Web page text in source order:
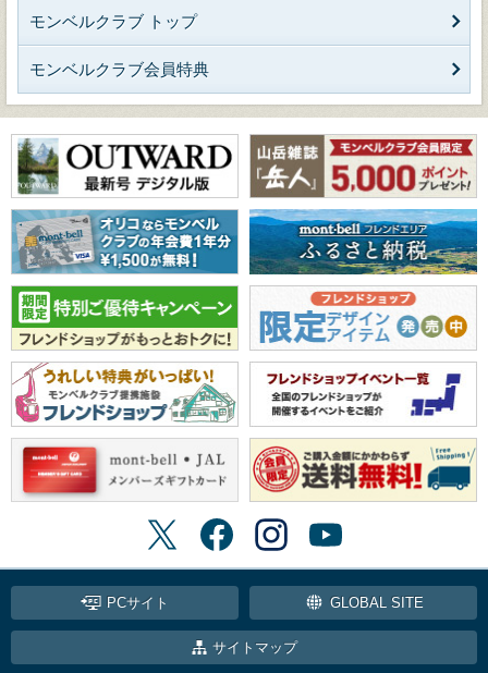
モンベルクラブ トップ
モンベルクラブ会員特典
PCサイト GLOBAL SITE
サイトマップ